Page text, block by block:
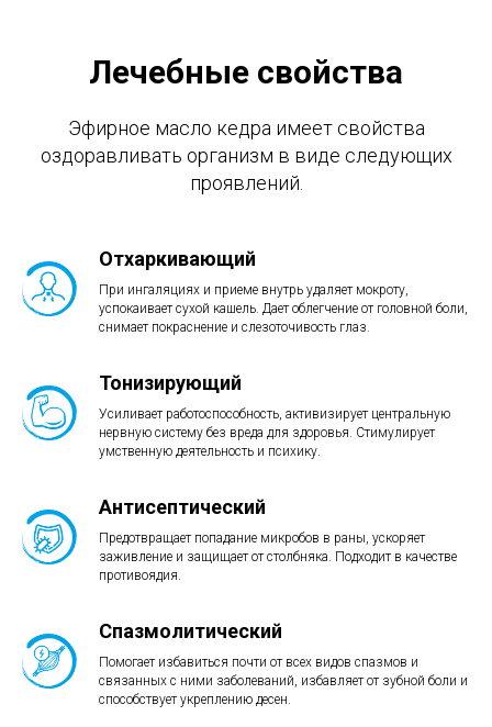
Лечебные свойства
Эфирное масло кедра имеет свойства
оздоравливать организм в виде следующих
проявлений.
Отхаркивающий
При ингаляциях и приеме внутрь удаляет мокроту,
успокаивает сухой кашель. Дает облегчение от головной боли,
снимает покраснение и слезоточивость глаз.
Тонизирующий
Усиливает работоспособность, активизирует центральную
нервную систему без вреда для здоровья. Стимулирует
умственную деятельность и психику.
Антисептический
Предотвращает попадание микробов в раны, ускоряет
заживление и защищает от столбняка. Подходит в качестве
противоядия.
Спазмолитический
Помогает избавиться почти от всех видов спазмов и
связанных с ними заболеваний, избавляет от зубной боли и
способствует укреплению десен.